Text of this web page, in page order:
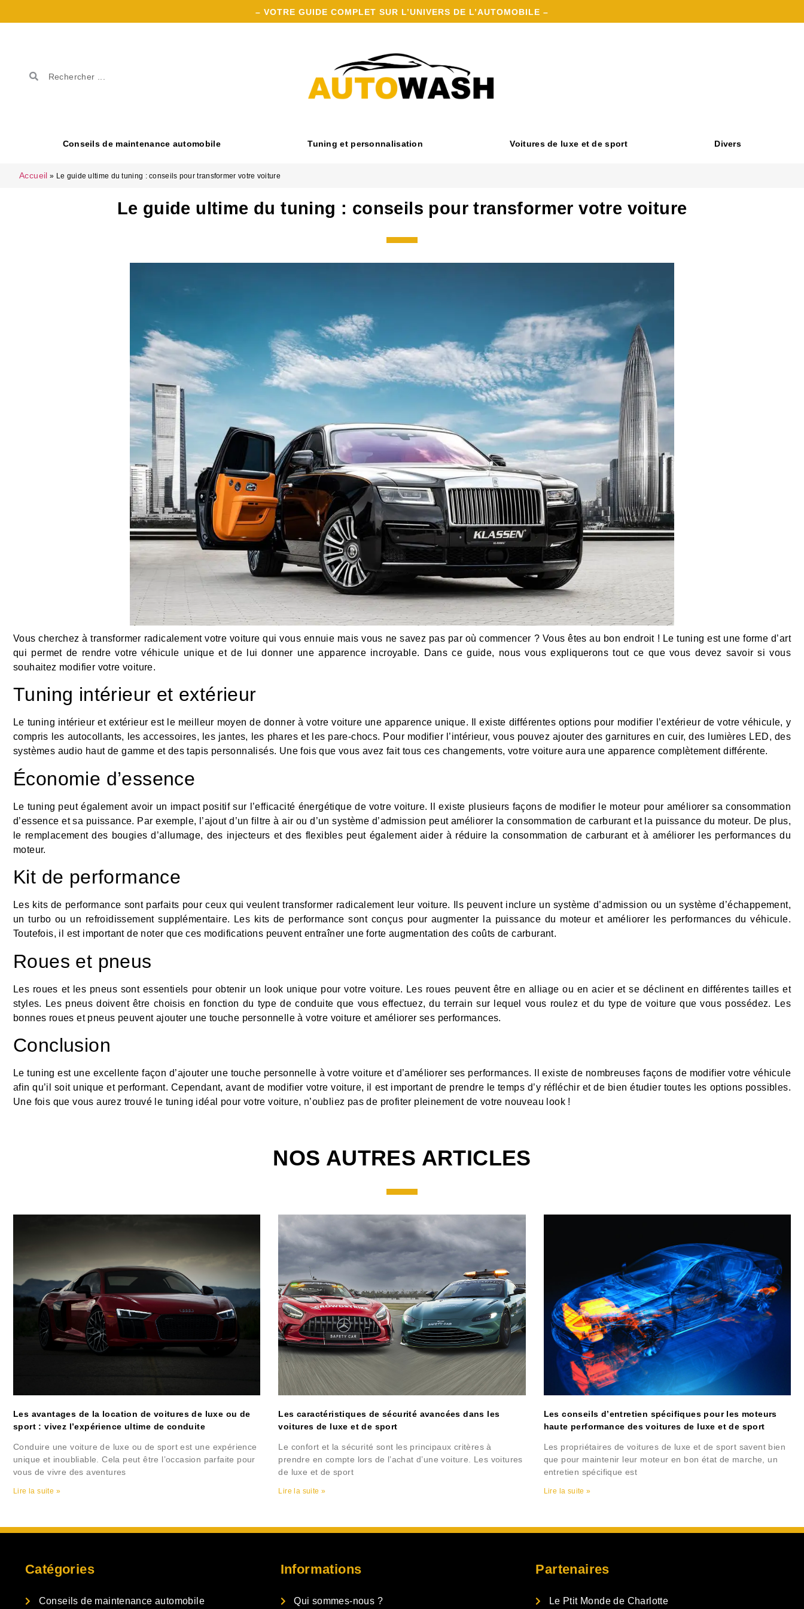
– VOTRE GUIDE COMPLET SUR L’UNIVERS DE L’AUTOMOBILE –
Conseils de maintenance automobile Tuning et personnalisation Voitures de luxe et de sport Divers
Accueil » Le guide ultime du tuning : conseils pour transformer votre voiture
Le guide ultime du tuning : conseils pour transformer votre voiture
Vous cherchez à transformer radicalement votre voiture qui vous ennuie mais vous ne savez pas par où commencer ? Vous êtes au bon endroit ! Le tuning est une forme d’art
qui permet de rendre votre véhicule unique et de lui donner une apparence incroyable. Dans ce guide, nous vous expliquerons tout ce que vous devez savoir si vous
souhaitez modifier votre voiture.
Tuning intérieur et extérieur
Le tuning intérieur et extérieur est le meilleur moyen de donner à votre voiture une apparence unique. Il existe différentes options pour modifier l’extérieur de votre véhicule, y
compris les autocollants, les accessoires, les jantes, les phares et les pare-chocs. Pour modifier l’intérieur, vous pouvez ajouter des garnitures en cuir, des lumières LED, des
systèmes audio haut de gamme et des tapis personnalisés. Une fois que vous avez fait tous ces changements, votre voiture aura une apparence complètement différente.
Économie d’essence
Le tuning peut également avoir un impact positif sur l’efficacité énergétique de votre voiture. Il existe plusieurs façons de modifier le moteur pour améliorer sa consommation
d’essence et sa puissance. Par exemple, l’ajout d’un filtre à air ou d’un système d’admission peut améliorer la consommation de carburant et la puissance du moteur. De plus,
le remplacement des bougies d’allumage, des injecteurs et des flexibles peut également aider à réduire la consommation de carburant et à améliorer les performances du
moteur.
Kit de performance
Les kits de performance sont parfaits pour ceux qui veulent transformer radicalement leur voiture. Ils peuvent inclure un système d’admission ou un système d’échappement,
un turbo ou un refroidissement supplémentaire. Les kits de performance sont conçus pour augmenter la puissance du moteur et améliorer les performances du véhicule.
Toutefois, il est important de noter que ces modifications peuvent entraîner une forte augmentation des coûts de carburant.
Roues et pneus
Les roues et les pneus sont essentiels pour obtenir un look unique pour votre voiture. Les roues peuvent être en alliage ou en acier et se déclinent en différentes tailles et
styles. Les pneus doivent être choisis en fonction du type de conduite que vous effectuez, du terrain sur lequel vous roulez et du type de voiture que vous possédez. Les
bonnes roues et pneus peuvent ajouter une touche personnelle à votre voiture et améliorer ses performances.
Conclusion
Le tuning est une excellente façon d’ajouter une touche personnelle à votre voiture et d’améliorer ses performances. Il existe de nombreuses façons de modifier votre véhicule
afin qu’il soit unique et performant. Cependant, avant de modifier votre voiture, il est important de prendre le temps d’y réfléchir et de bien étudier toutes les options possibles.
Une fois que vous aurez trouvé le tuning idéal pour votre voiture, n’oubliez pas de profiter pleinement de votre nouveau look !
NOS AUTRES ARTICLES
Les avantages de la location de voitures de luxe ou de
sport : vivez l’expérience ultime de conduite
Conduire une voiture de luxe ou de sport est une expérience
unique et inoubliable. Cela peut être l’occasion parfaite pour
vous de vivre des aventures
Lire la suite »
Les caractéristiques de sécurité avancées dans les
voitures de luxe et de sport
Le confort et la sécurité sont les principaux critères à
prendre en compte lors de l’achat d’une voiture. Les voitures
de luxe et de sport
Lire la suite »
Les conseils d’entretien spécifiques pour les moteurs
haute performance des voitures de luxe et de sport
Les propriétaires de voitures de luxe et de sport savent bien
que pour maintenir leur moteur en bon état de marche, un
entretien spécifique est
Lire la suite »
Catégories
Conseils de maintenance automobile
Informations
Qui sommes-nous ?
Partenaires
Le Ptit Monde de Charlotte